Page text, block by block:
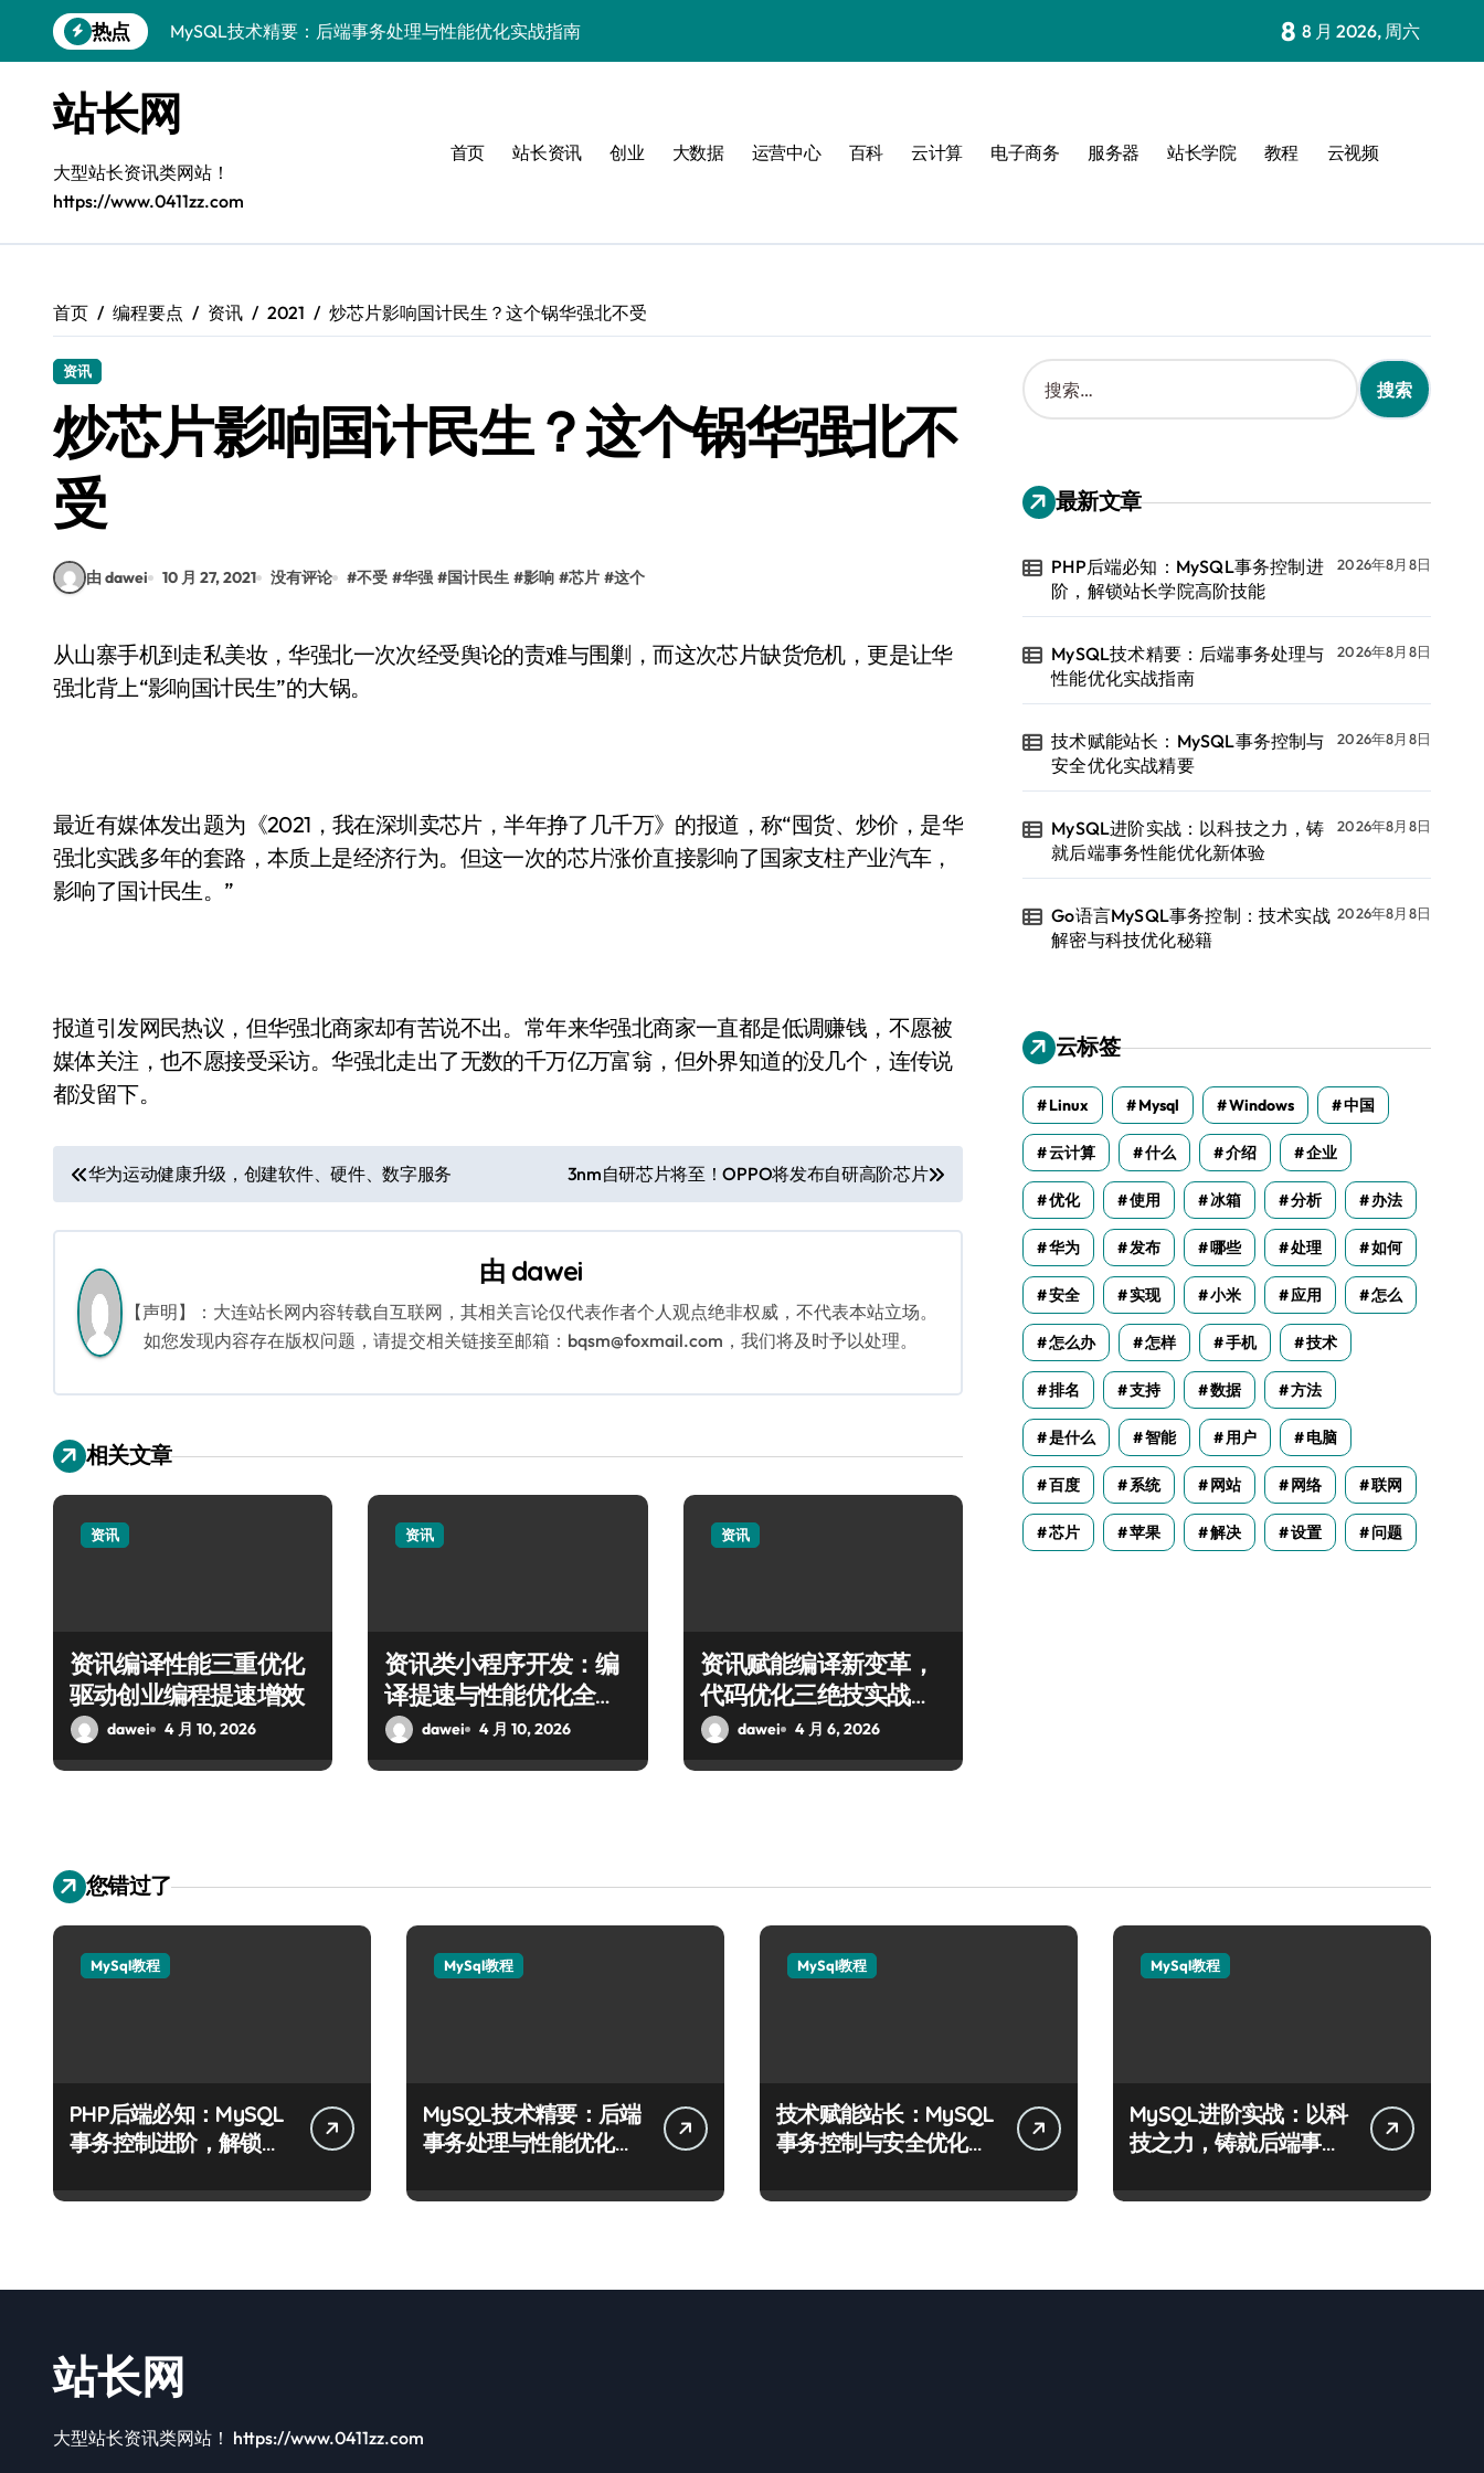
到
热点
MySQL技术精要：后端事务处理与性能优化实战指南
MySQL进阶实战：以科技之力，铸就后端事务性能优化新体验
Go语言MySQL事务控制：技术实战解密与科技优化秘籍
零基础启航：站长学院带你玩转MySQL事务控制绝技！
VR开发进阶秘籍：MySQL事务控制科技实战深度剖析
MySQL事务控制精要：iOS后端技术实战解锁科技高效能
PHP后端必知：MySQL事务控制进阶，解锁站长学院高阶技能
8 8 月 2026, 周六
站长网
大型站长资讯类网站！
https://www.0411zz.com
首页 站长资讯 创业 大数据 运营中心 百科 云计算 电子商务 服务器 站长学院 教程 云视频
首页 编程要点 资讯 2021 炒芯片影响国计民生？这个锅华强北不受
资讯
炒芯片影响国计民生？这个锅华强北不
受
由 dawei 10 月 27, 2021 没有评论 #不受 #华强 #国计民生 #影响 #芯片 #这个
从山寨手机到走私美妆，华强北一次次经受舆论的责难与围剿，而这次芯片缺货危机，更是让华
强北背上“影响国计民生”的大锅。
最近有媒体发出题为《2021，我在深圳卖芯片，半年挣了几千万》的报道，称“囤货、炒价，是华
强北实践多年的套路，本质上是经济行为。但这一次的芯片涨价直接影响了国家支柱产业汽车，
影响了国计民生。”
报道引发网民热议，但华强北商家却有苦说不出。常年来华强北商家一直都是低调赚钱，不愿被
媒体关注，也不愿接受采访。华强北走出了无数的千万亿万富翁，但外界知道的没几个，连传说
都没留下。
文
章
航
华为运动健康升级，创建软件、硬件、数字服务 3nm自研芯片将至！OPPO将发布自研高阶芯片
由 dawei
【声明】：大连站长网内容转载自互联网，其相关言论仅代表作者个人观点绝非权威，不代表本站立场。
如您发现内容存在版权问题，请提交相关链接至邮箱：bqsm@foxmail.com，我们将及时予以处理。
相关文章
资讯
资讯编译性能三重优化
驱动创业编程提速增效
dawei 4 月 10, 2026
资讯
资讯类小程序开发：编
译提速与性能优化全指
南
dawei 4 月 10, 2026
资讯
资讯赋能编译新变革，
代码优化三绝技实战分
享
dawei 4 月 6, 2026
搜
索
：
最新文章
PHP后端必知：MySQL事务控制进
阶，解锁站长学院高阶技能
2026年8月8日
MySQL技术精要：后端事务处理与
性能优化实战指南
2026年8月8日
技术赋能站长：MySQL事务控制与
安全优化实战精要
2026年8月8日
MySQL进阶实战：以科技之力，铸
就后端事务性能优化新体验
2026年8月8日
Go语言MySQL事务控制：技术实战
解密与科技优化秘籍
2026年8月8日
云标签
Linux Mysql Windows 中国
云计算 什么 介绍 企业
优化 使用 冰箱 分析 办法
华为 发布 哪些 处理 如何
安全 实现 小米 应用 怎么
怎么办 怎样 手机 技术
排名 支持 数据 方法
是什么 智能 用户 电脑
百度 系统 网站 网络 联网
芯片 苹果 解决 设置 问题
您错过了
MySql教程
PHP后端必知：MySQL
事务控制进阶，解锁站
MySql教程
MySQL技术精要：后端
事务处理与性能优化实
MySql教程
技术赋能站长：MySQL
事务控制与安全优化实
MySql教程
MySQL进阶实战：以科
技之力，铸就后端事务
站长网
大型站长资讯类网站！ https://www.0411zz.com